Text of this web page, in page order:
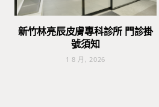
新竹林亮辰皮膚專科診所 門診掛
號須知
1 8 月, 2026